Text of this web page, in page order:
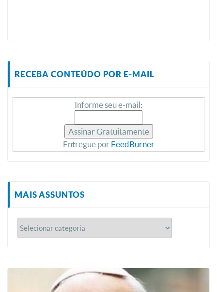
RECEBA CONTEÚDO POR E-MAIL
Informe seu e-mail:
Entregue porFeedBurner
MAIS ASSUNTOS